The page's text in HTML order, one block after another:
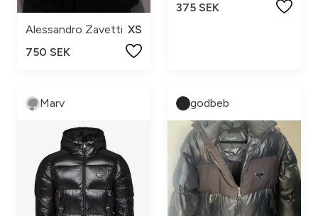
Alessandro Zavetti XS
750 SEK
375 SEK
Marv godbeb